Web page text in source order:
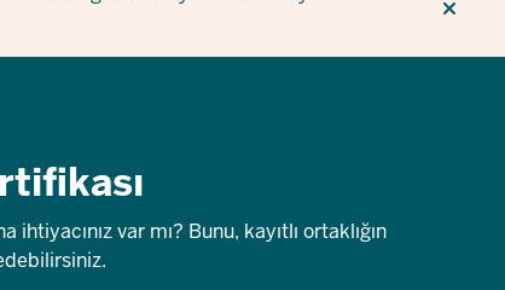
var mı? Bunu, kayıtlı ortaklığın